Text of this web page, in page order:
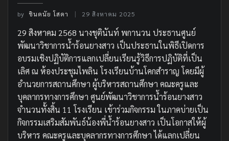
by ชินดนัย โสดา 29 สิงหาคม 2025
29 สิงหาคม 2568 นางชุตินันท์ พกานวน ประธานศูนย์
พัฒนาวิชาการน้ำร้อนยางสาว เป็นประธานในพิธีเปิดการ
อบรมเชิงปฏิบัติการแลกเปลี่ยนเรียนรู้วิธีการปฏิบัติที่เป็น
เลิศ ณ ห้องประชุมไพลิน โรงเรียนบ้านโคกสำราญ โดยมีผู้
อำนวยการสถานศึกษา ผู้บริหารสถานศึกษา คณะครูและ
บุคลากรทางการศึกษา ศูนย์พัฒนาวิชาการน้ำร้อนยางสาว
จำนวนทั้งสิ้น 11 โรงเรียน เข้าร่วมกิจกรรม ในภาคบ่ายเป็น
กิจกรรมเสริมสัมพันธ์น้องพี่น้ำร้อนยางสาว เป็นโอกาสให้ผู้
บริหาร คณะครูและบุคลากรทางการศึกษา ได้แลกเปลี่ยน